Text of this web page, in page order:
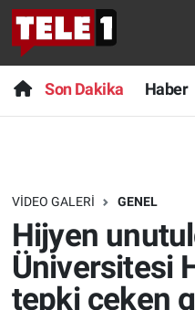
Son Dakika Haber
VIDEO GALERI GENEL
Hijyen
Üniversitesi
tepki çeken
Anında Manşet
Başka Sohbetler
Bilim turu
Bilim ve Teknoloji
Doğa Konuşuyor
Son Dakika
Haber
Dünya
Teknoloji
Sağlık
Nöbetçi Eczaneler
Hava Durumu
Trafik Durumu
Süper Lig Puan
Tüm Manşetler